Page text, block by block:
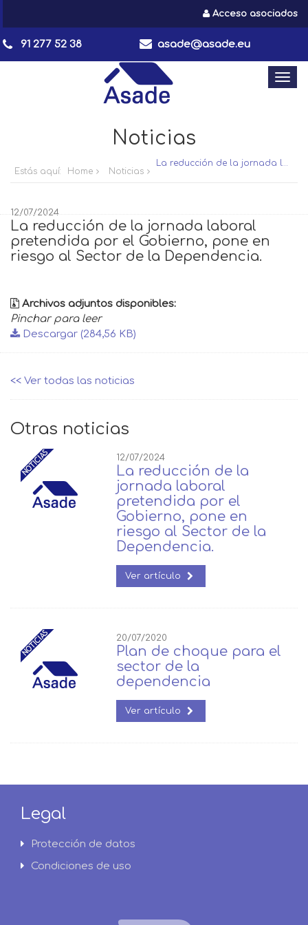
Acceso asociados
91 277 52 38 asade@asade.eu
Noticias
Estás aquí: Home Noticias
12/07/2024
La reducción de la jornada laboral
pretendida por el Gobierno, pone en
riesgo al Sector de la Dependencia.
Archivos adjuntos disponibles:
Pinchar para leer
Descargar (284,56 KB)
<< Ver todas las noticias
Otras noticias
12/07/2024
La reducción de la
jornada laboral
pretendida por el
Gobierno, pone en
riesgo al Sector de la
Dependencia.
Ver artículo
20/07/2020
Plan de choque para el
sector de la
dependencia
Ver artículo
Legal
Protección de datos
Condiciones de uso